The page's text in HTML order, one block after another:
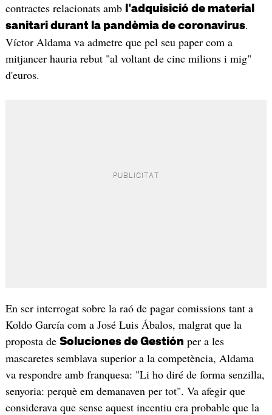
contractes relacionats amb
l'adquisició de material
sanitari durant la pandèmia de coronavirus.
Víctor Aldama va admetre que pel seu paper com a
mitjancer hauria rebut "al voltant de cinc milions i mig"
d'euros.
En ser interrogat sobre la raó de pagar comissions tant a
Koldo García com a José Luis Ábalos, malgrat que la
proposta de Soluciones de Gestión per a les
mascaretes semblava superior a la competència, Aldama
va respondre amb franquesa: "Li ho diré de forma senzilla,
senyoria: perquè em demanaven per tot". Va afegir que
considerava que sense aquest incentiu era probable que la